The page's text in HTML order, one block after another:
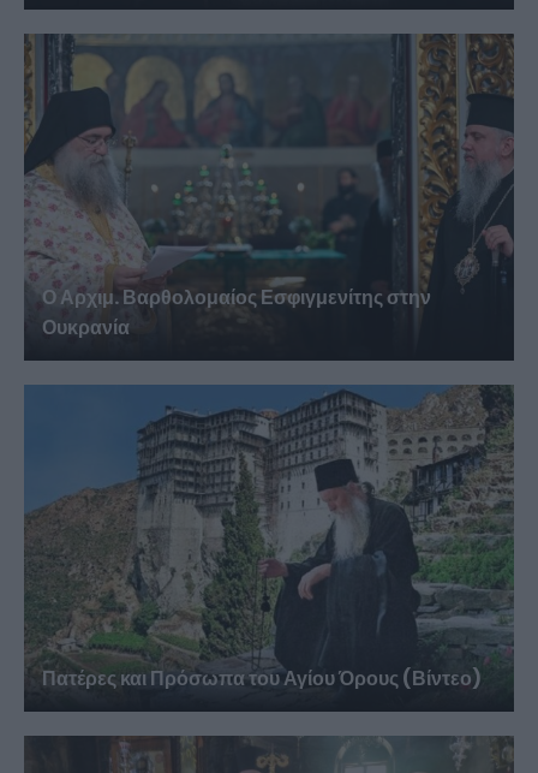
Ο Αρχιμ. Βαρθολομαίος Εσφιγμενίτης στην
Ουκρανία
Πατέρες και Πρόσωπα του Αγίου Όρους (Βίντεο)